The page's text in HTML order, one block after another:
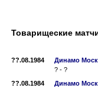
Товарищеские
??.08.1984 Динамо
? - ?
??.08.1984
Динамо